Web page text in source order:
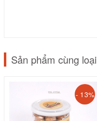
Sản phẩm cùng loại
- 13%